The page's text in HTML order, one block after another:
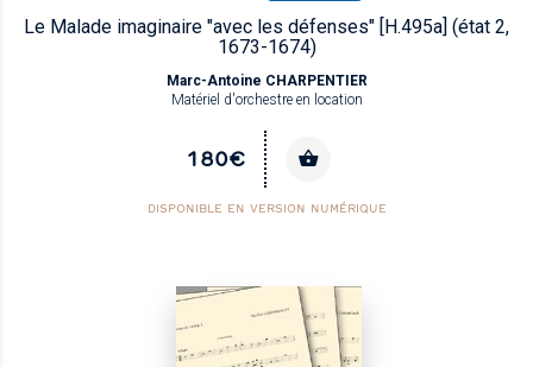
Le Malade imaginaire "avec les défenses" [H.495a] (état 2,
1673-1674)
Marc-Antoine CHARPENTIER
Matériel d'orchestre en location
180€
DISPONIBLE EN VERSION NUMÉRIQUE